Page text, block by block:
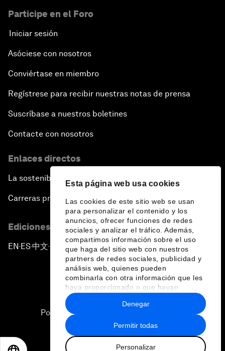
Esta página web usa cookies
Las cookies de este sitio web se usan
para personalizar el contenido y los
anuncios, ofrecer funciones de redes
sociales y analizar el tráfico. Además,
compartimos información sobre el uso
que haga del sitio web con nuestros
partners de redes sociales, publicidad y
análisis web, quienes pueden
combinarla con otra información que les
haya proporcionado o que hayan
recopilado a partir del uso que haya
hecho de sus servicios.
Permitir todas
Personalizar
Denegar
Participe en el Foro
Iniciar sesión
Asóciese con nosotros
Conviértase en miembro
Regístrese para recibir nuestras notas de prensa
Suscríbase a nuestros boletines
Contacte con nosotros
Enlaces directos
La sostenibilidad en el Foro
Carreras profesionales
Ediciones en otros idiomas
EN ▪ES▪中文▪ 日本語
Política de privacidad y normas de uso
Sitemap